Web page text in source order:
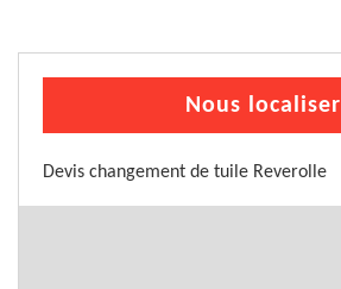
Nous localiser
Devis changement de tuile Reverolle